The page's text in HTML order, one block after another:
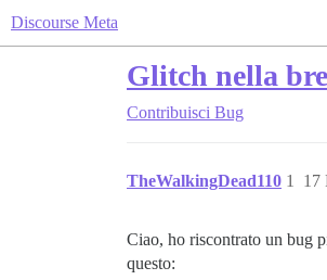
Discourse Meta
Glitch nella
Contribuisci Bug
TheWalkingDead110 17
1
Ciao, ho riscontrato un bug
questo: